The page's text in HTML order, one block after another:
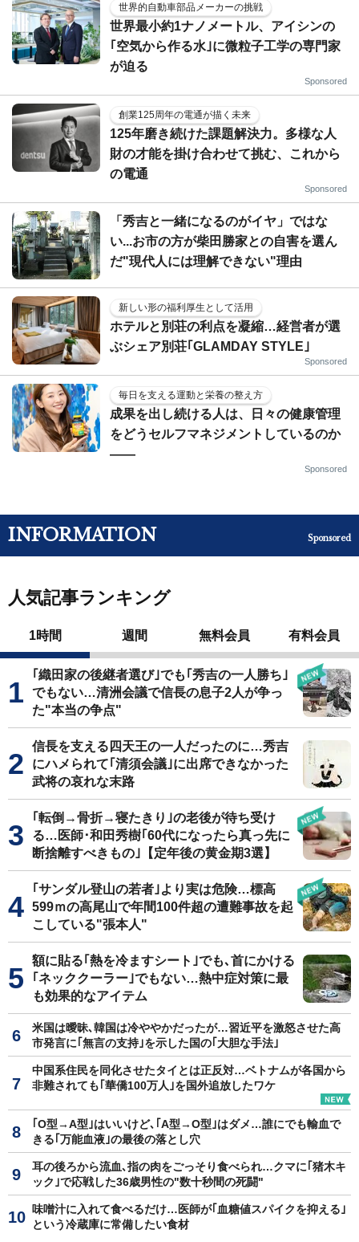
世界的自動車部品メーカーの挑戦
世界最小約1ナノメートル、アイシンの
｢空気から作る水｣に微粒子工学の専門家
が迫る
Sponsored
創業125周年の電通が描く未来
125年磨き続けた課題解決力。多様な人
財の才能を掛け合わせて挑む、これから
の電通
Sponsored
「秀吉と一緒になるのがイヤ」ではな
い...お市の方が柴田勝家との自害を選ん
だ"現代人には理解できない"理由
新しい形の福利厚生として活用
ホテルと別荘の利点を凝縮…経営者が選
ぶシェア別荘｢GLAMDAY STYLE｣
Sponsored
毎日を支える運動と栄養の整え方
成果を出し続ける人は、日々の健康管理
をどうセルフマネジメントしているのか
——
Sponsored
INFORMATION Sponsored
人気記事ランキング
1時間 週間 無料会員 有料会員
｢織田家の後継者選び｣でも｢秀吉の一人勝ち｣
でもない…清洲会議で信長の息子2人が争っ
た"本当の争点"
信長を支える四天王の一人だったのに…秀吉
にハメられて｢清須会議｣に出席できなかった
武将の哀れな末路
｢転倒→骨折→寝たきり｣の老後が待ち受け
る…医師･和田秀樹｢60代になったら真っ先に
断捨離すべきもの｣【定年後の黄金期3選】
｢サンダル登山の若者｣より実は危険…標高
599ｍの高尾山で年間100件超の遭難事故を起
こしている"張本人"
額に貼る｢熱を冷ますシート｣でも､首にかける
｢ネッククーラー｣でもない…熱中症対策に最
も効果的なアイテム
米国は曖昧､韓国は冷ややかだったが…習近平を激怒させた高
市発言に｢無言の支持｣を示した国の｢大胆な手法｣
中国系住民を同化させたタイとは正反対…ベトナムが各国から
非難されても｢華僑100万人｣を国外追放したワケ
｢O型→A型｣はいいけど､｢A型→O型｣はダメ…誰にでも輸血で
きる｢万能血液｣の最後の落とし穴
耳の後ろから流血､指の肉をごっそり食べられ…クマに｢猪木キ
ック｣で応戦した36歳男性の"数十秒間の死闘"
味噌汁に入れて食べるだけ…医師が｢血糖値スパイクを抑える｣
という冷蔵庫に常備したい食材